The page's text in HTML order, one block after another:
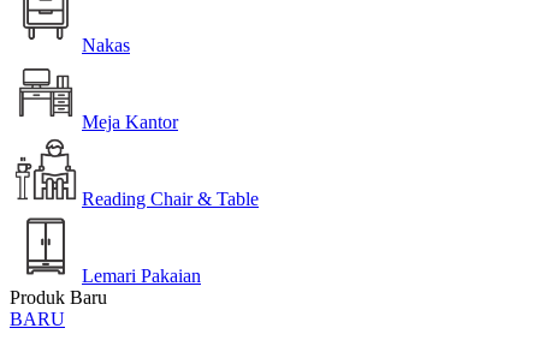
Nakas
Meja Kantor
Reading Chair & Table
Lemari Pakaian
Produk Baru
BARU